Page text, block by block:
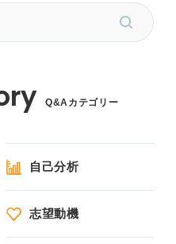
Q&Aカテゴリー
自己分析
志望動機